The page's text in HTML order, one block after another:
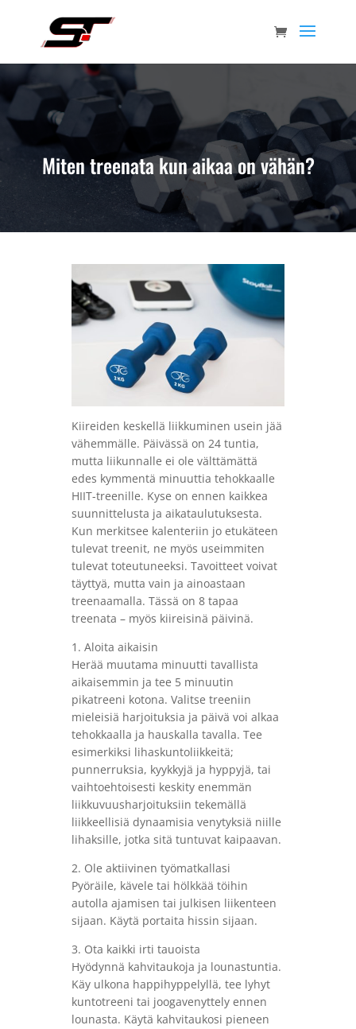
Miten treenata kun aikaa on vähän?
Kiireiden keskellä liikkuminen usein jää
vähemmälle. Päivässä on 24 tuntia,
mutta liikunnalle ei ole välttämättä
edes kymmentä minuuttia tehokkaalle
HIIT-treenille. Kyse on ennen kaikkea
suunnittelusta ja aikataulutuksesta.
Kun merkitsee kalenteriin jo etukäteen
tulevat treenit, ne myös useimmiten
tulevat toteutuneeksi. Tavoitteet voivat
täyttyä, mutta vain ja ainoastaan
treenaamalla. Tässä on 8 tapaa
treenata – myös kiireisinä päivinä.
1. Aloita aikaisin
Herää muutama minuutti tavallista
aikaisemmin ja tee 5 minuutin
pikatreeni kotona. Valitse treeniin
mieleisiä harjoituksia ja päivä voi alkaa
tehokkaalla ja hauskalla tavalla. Tee
esimerkiksi lihaskuntoliikkeitä;
punnerruksia, kyykkyjä ja hyppyjä, tai
vaihtoehtoisesti keskity enemmän
liikkuvuusharjoituksiin tekemällä
liikkeellisiä dynaamisia venytyksiä niille
lihaksille, jotka sitä tuntuvat kaipaavan.
2. Ole aktiivinen työmatkallasi
Pyöräile, kävele tai hölkkää töihin
autolla ajamisen tai julkisen liikenteen
sijaan. Käytä portaita hissin sijaan.
3. Ota kaikki irti tauoista
Hyödynnä kahvitaukoja ja lounastuntia.
Käy ulkona happihyppelyllä, tee lyhyt
kuntotreeni tai joogavenyttely ennen
lounasta. Käytä kahvitaukosi pieneen